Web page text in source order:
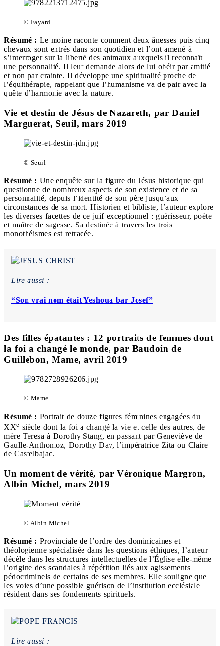
© Fayard
Résumé : Le moine raconte comment deux ânesses puis cinq
chevaux sont entrés dans son quotidien et l’ont amené à
s’interroger sur la liberté des animaux auxquels il reconnaît
une personnalité. Il leur demande alors de lui obéir par amitié
et non par crainte. Il développe une spiritualité proche de
l’équithérapie, rappelant que l’humanisme va de pair avec la
quête d’harmonie avec la nature.
Vie et destin de Jésus de Nazareth, par Daniel
Marguerat, Seuil, mars 2019
© Seuil
Résumé : Une enquête sur la figure du Jésus historique qui
questionne de nombreux aspects de son existence et de sa
personnalité, depuis l’identité de son père jusqu’aux
circonstances de sa mort. Historien et bibliste, l’auteur explore
les diverses facettes de ce juif exceptionnel : guérisseur, poète
et maître de sagesse. Sa destinée à travers les trois
monothéismes est retracée.
Lire aussi :
“Son vrai nom était Yeshoua bar Josef”
Des filles épatantes : 12 portraits de femmes dont
la foi a changé le monde, par Baudoin de
Guillebon, Mame, avril 2019
© Mame
Résumé : Portrait de douze figures féminines engagées du
XXe siècle dont la foi a changé la vie et celle des autres, de
mère Teresa à Dorothy Stang, en passant par Geneviève de
Gaulle-Anthonioz, Dorothy Day, l’impératrice Zita ou Claire
de Castelbajac.
Un moment de vérité, par Véronique Margron,
Albin Michel, mars 2019
© Albin Michel
Résumé : Provinciale de l’ordre des dominicaines et
théologienne spécialisée dans les questions éthiques, l’auteur
décèle dans les structures intellectuelles de l’Église elle-même
l’origine des scandales à répétition liés aux agissements
pédocriminels de certains de ses membres. Elle souligne que
les voies d’une possible guérison de l’institution ecclésiale
résident dans ses fondements spirituels.
Lire aussi :